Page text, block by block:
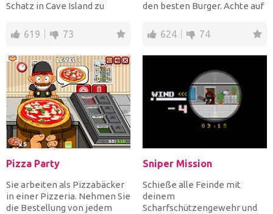
Schatz in Cave Island zu
619 73
den besten Burger. Achte auf
624 74
Pizza Party
Sie arbeiten als Pizzabäcker
in einer Pizzeria. Nehmen Sie
die Bestellung von jedem
Sniper Mission
Schieße alle Feinde mit
deinem
Scharfschützengewehr und